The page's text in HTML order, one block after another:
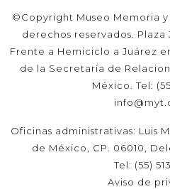
©Copyright Museo Memoria y
derechos reservados.
Frente a Hemiciclo a Juárez
de la Secretaría de
México. Tel:
Oficinas administrativas: Luis
de México, CP. 06010,
Tel: (55)
Aviso de